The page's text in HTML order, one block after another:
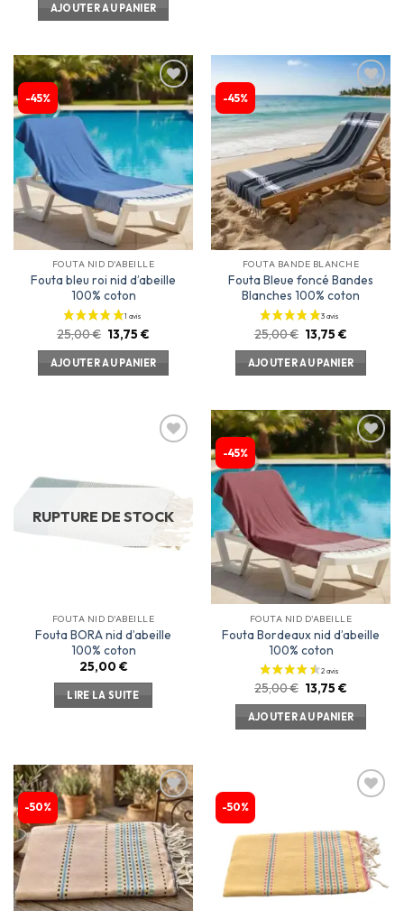
3 avis
AJOUTER AU PANIER
-45%
Ajouter
à la
liste
d’envies
FOUTA NID D'ABEILLE
Fouta bleu roi nid d’abeille
100% coton
25,00€ 13,75€
AJOUTER AU PANIER
-45%
Ajouter
à la
liste
d’envies
FOUTA BANDE BLANCHE
Fouta Bleue foncé Bandes
Blanches 100% coton
25,00€ 13,75€
AJOUTER AU PANIER
d’envies
RUPTURE DE STOCK
FOUTA NID D'ABEILLE
Fouta BORA nid d’abeille
100% coton
25,00 €
LIRE LA SUITE
-45%
Ajouter
à la
liste
d’envies
FOUTA NID D'ABEILLE
Fouta Bordeaux nid d’abeille
100% coton
25,00€ 13,75€
AJOUTER AU PANIER
-50%
Ajouter
à la
liste
d’envies
-50%
liste
d’envies